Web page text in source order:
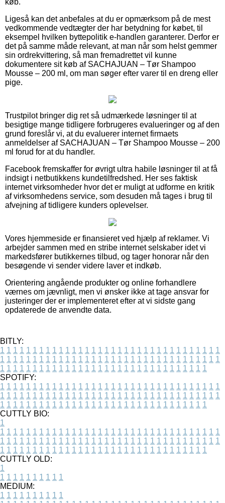
Ligeså kan det anbefales at du er opmærksom på de mest
vedkommende vedtægter der har betydning for købet, til
eksempel hvilken byttepolitik e-handlen garanterer. Derfor er
det på samme måde relevant, at man når som helst gemmer
sin ordrekvittering, så man fremadrettet vil kunne
dokumentere sit køb af SACHAJUAN – Tør Shampoo
Mousse – 200 ml, om man søger efter varer til en dreng eller
pige.
Trustpilot bringer dig ret så udmærkede løsninger til at
besigtige mange tidligere forbrugeres evalueringer og af den
grund foreslår vi, at du evaluerer internet firmaets
anmeldelser af SACHAJUAN – Tør Shampoo Mousse – 200
ml forud for at du handler.
Facebook fremskaffer for øvrigt ultra habile løsninger til at få
indsigt i netbutikkens kundetilfredshed. Her ses faktisk
internet virksomheder hvor det er muligt at udforme en kritik
af virksomhedens service, som desuden må tages i brug til
afvejning af tidligere kunders oplevelser.
Vores hjemmeside er finansieret ved hjælp af reklamer. Vi
arbejder sammen med en stribe internet selskaber idet vi
markedsfører butikkernes tilbud, og tager honorar når den
besøgende vi sender videre laver et indkøb.
Orientering angående produkter og online forhandlere
værnes om jævnligt, men vi ønsker ikke at tage ansvar for
justeringer der er implementeret efter at vi sidste gang
opdaterede de anvendte data.
BITLY:
1 1 1 1 1 1 1 1 1 1 1 1 1 1 1 1 1 1 1 1 1 1 1 1 1 1 1 1 1 1 1 1 1 1
1 1 1 1 1 1 1 1 1 1 1 1 1 1 1 1 1 1 1 1 1 1 1 1 1 1 1 1 1 1 1 1 1 1
1 1 1 1 1 1 1 1 1 1 1 1 1 1 1 1 1 1 1 1 1 1 1 1 1 1 1 1 1 1 1 1
SPOTIFY:
1 1 1 1 1 1 1 1 1 1 1 1 1 1 1 1 1 1 1 1 1 1 1 1 1 1 1 1 1 1 1 1 1 1
1 1 1 1 1 1 1 1 1 1 1 1 1 1 1 1 1 1 1 1 1 1 1 1 1 1 1 1 1 1 1 1 1 1
1 1 1 1 1 1 1 1 1 1 1 1 1 1 1 1 1 1 1 1 1 1 1 1 1 1 1 1 1 1 1 1
CUTTLY BIO:
1
1 1 1 1 1 1 1 1 1 1 1 1 1 1 1 1 1 1 1 1 1 1 1 1 1 1 1 1 1 1 1 1 1 1
1 1 1 1 1 1 1 1 1 1 1 1 1 1 1 1 1 1 1 1 1 1 1 1 1 1 1 1 1 1 1 1 1 1
1 1 1 1 1 1 1 1 1 1 1 1 1 1 1 1 1 1 1 1 1 1 1 1 1 1 1 1 1 1 1 1
CUTTLY OLD:
1
1 1 1 1 1 1 1 1 1 1
MEDIUM:
1 1 1 1 1 1 1 1 1 1